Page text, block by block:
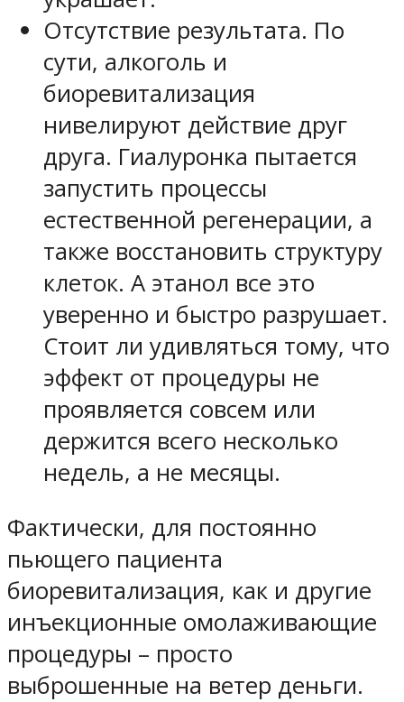
Отсутствие результата. По
сути, алкоголь и
биоревитализация
нивелируют действие друг
друга. Гиалуронка пытается
запустить процессы
естественной регенерации, а
также восстановить структуру
клеток. А этанол все это
уверенно и быстро разрушает.
Стоит ли удивляться тому, что
эффект от процедуры не
проявляется совсем или
держится всего несколько
недель, а не месяцы.
Фактически, для постоянно
пьющего пациента
биоревитализация, как и другие
инъекционные омолаживающие
процедуры – просто
выброшенные на ветер деньги.